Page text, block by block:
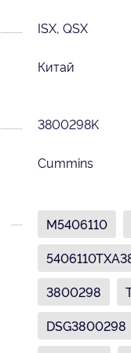
ISX, QSX
Китай
3800298K
Cummins
M5406110
3800298
DSG3800298